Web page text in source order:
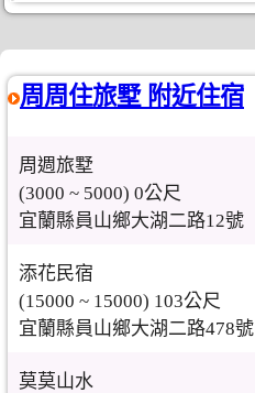
周周住旅墅 附近住宿
周週旅墅
(3000 ~ 5000) 0公尺
宜蘭縣員山鄉大湖二路12號
添花民宿
(15000 ~ 15000) 103公尺
宜蘭縣員山鄉大湖二路478號
莫莫山水